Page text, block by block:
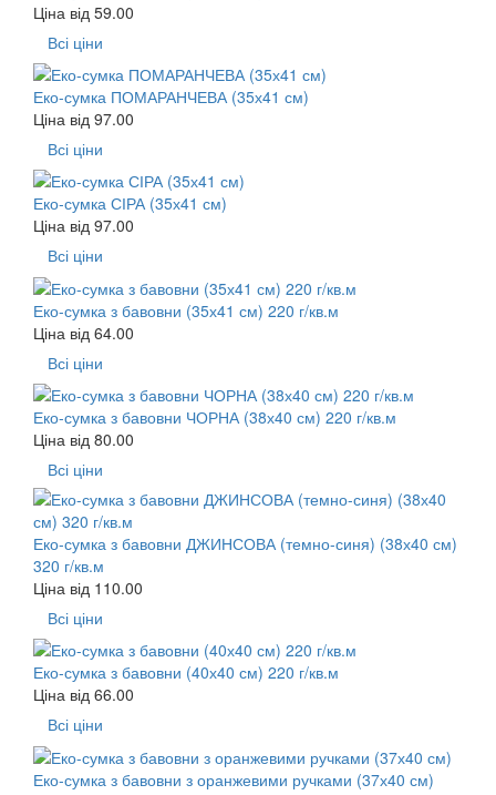
Ціна від 59.00
Всі ціни
Еко-сумка ПОМАРАНЧЕВА (35х41 см)
Ціна від 97.00
Всі ціни
Еко-сумка СІРА (35х41 см)
Ціна від 97.00
Всі ціни
Еко-сумка з бавовни (35х41 см) 220 г/кв.м
Ціна від 64.00
Всі ціни
Еко-сумка з бавовни ЧОРНА (38х40 см) 220 г/кв.м
Ціна від 80.00
Всі ціни
Еко-сумка з бавовни ДЖИНСОВА (темно-синя) (38х40 см)
320 г/кв.м
Ціна від 110.00
Всі ціни
Еко-сумка з бавовни (40х40 см) 220 г/кв.м
Ціна від 66.00
Всі ціни
Еко-сумка з бавовни з оранжевими ручками (37х40 см)